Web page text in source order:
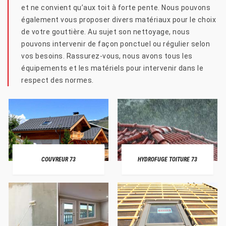
et ne convient qu’aux toit à forte pente. Nous pouvons
également vous proposer divers matériaux pour le choix
de votre gouttière. Au sujet son nettoyage, nous
pouvons intervenir de façon ponctuel ou régulier selon
vos besoins. Rassurez-vous, nous avons tous les
équipements et les matériels pour intervenir dans le
respect des normes.
COUVREUR 73 HYDROFUGE TOITURE 73